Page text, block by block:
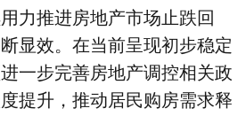
力推进房地产市场止跌回
显效。在当前呈现初步稳定
一步完善房地产调控相关政
提升，推动居民购房需求释